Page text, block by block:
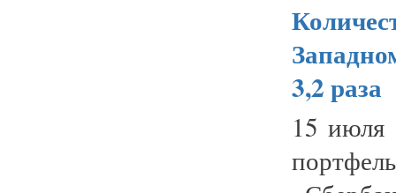
3,2 раза
15 июля